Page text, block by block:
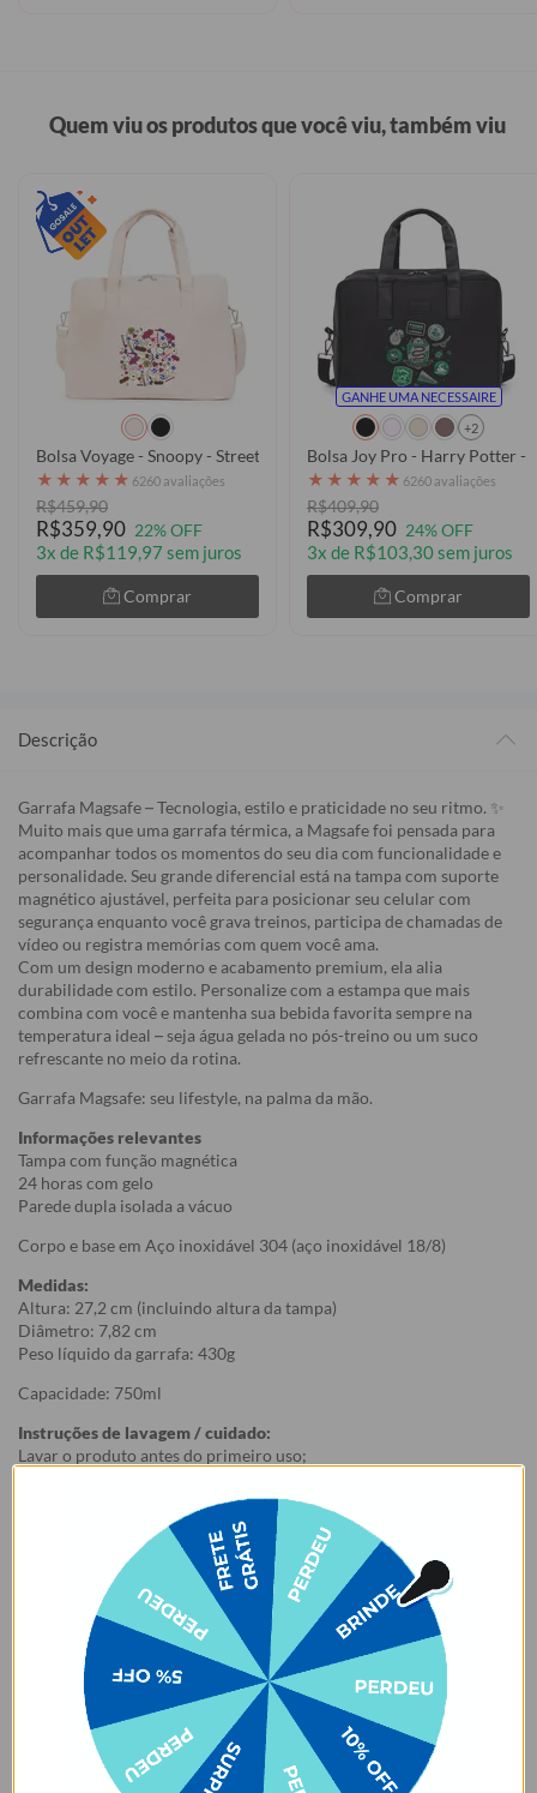
Quem viu os produtos que você viu, também viu
Bolsa Voyage - Snoopy - Street Patches
★ ★ ★ ★ ★ 6260 avaliações
R$459,90
R$359,90 22% OFF
3x de R$119,97 sem juros
Comprar
GANHE UMA NECESSAIRE
+2
Bolsa Joy Pro - Harry Potter -
★ ★ ★ ★ ★ 6260 avaliações
R$409,90
R$309,90 24% OFF
3x de R$103,30 sem juros
Comprar
Descrição
Garrafa Magsafe – Tecnologia, estilo e praticidade no seu ritmo. ✨
Muito mais que uma garrafa térmica, a Magsafe foi pensada para
acompanhar todos os momentos do seu dia com funcionalidade e
personalidade. Seu grande diferencial está na tampa com suporte
magnético ajustável, perfeita para posicionar seu celular com
segurança enquanto você grava treinos, participa de chamadas de
vídeo ou registra memórias com quem você ama.
Com um design moderno e acabamento premium, ela alia
durabilidade com estilo. Personalize com a estampa que mais
combina com você e mantenha sua bebida favorita sempre na
temperatura ideal – seja água gelada no pós-treino ou um suco
refrescante no meio da rotina.
Garrafa Magsafe: seu lifestyle, na palma da mão.
Informações relevantes
Tampa com função magnética
24 horas com gelo
Parede dupla isolada a vácuo
Corpo e base em Aço inoxidável 304 (aço inoxidável 18/8)
Medidas:
Altura: 27,2 cm (incluindo altura da tampa)
Diâmetro: 7,82 cm
Peso líquido da garrafa: 430g
Capacidade: 750ml
Instruções de lavagem / cuidado:
Lavar o produto antes do primeiro uso;
danificá-lo. Recomenda-se pré-aquecer ou pré-resfriar a garrafa
com água antes de colocar o
conteúdo, para mais tempo de conservação.
2. Não colocar na lava-louças. Não usar esponjas muito abrasivas
ao lavar, risco de arranhar a estampa.
3. Evitar contato com objetos pontiagudos e ásperos com risco de
arranhar a estampa.
4. Evitar contato com acetona, álcool e líquidos à base de cloro.
5. Certifique-se de que a tampa está fechada e a borracha bem
posicionada antes de carregar o produto, para evitar que o líquido
6. Evitar o armazenamento de líquidos gaseificados na garrafa.